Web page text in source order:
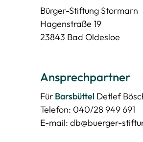
Bürger-Stiftung Stormarn
Hagenstraße 19
23843 Bad Oldesloe
Ansprechpartner
Für Barsbüttel Detlef
Telefon: 040/28 949 691
E-mail: db@buerger-